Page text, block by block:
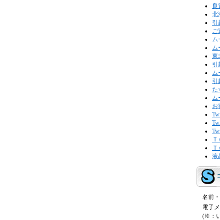
北
引
ご
ム
ム
東
引
ム
引
た
ム
お
液
名前
電子
(※：